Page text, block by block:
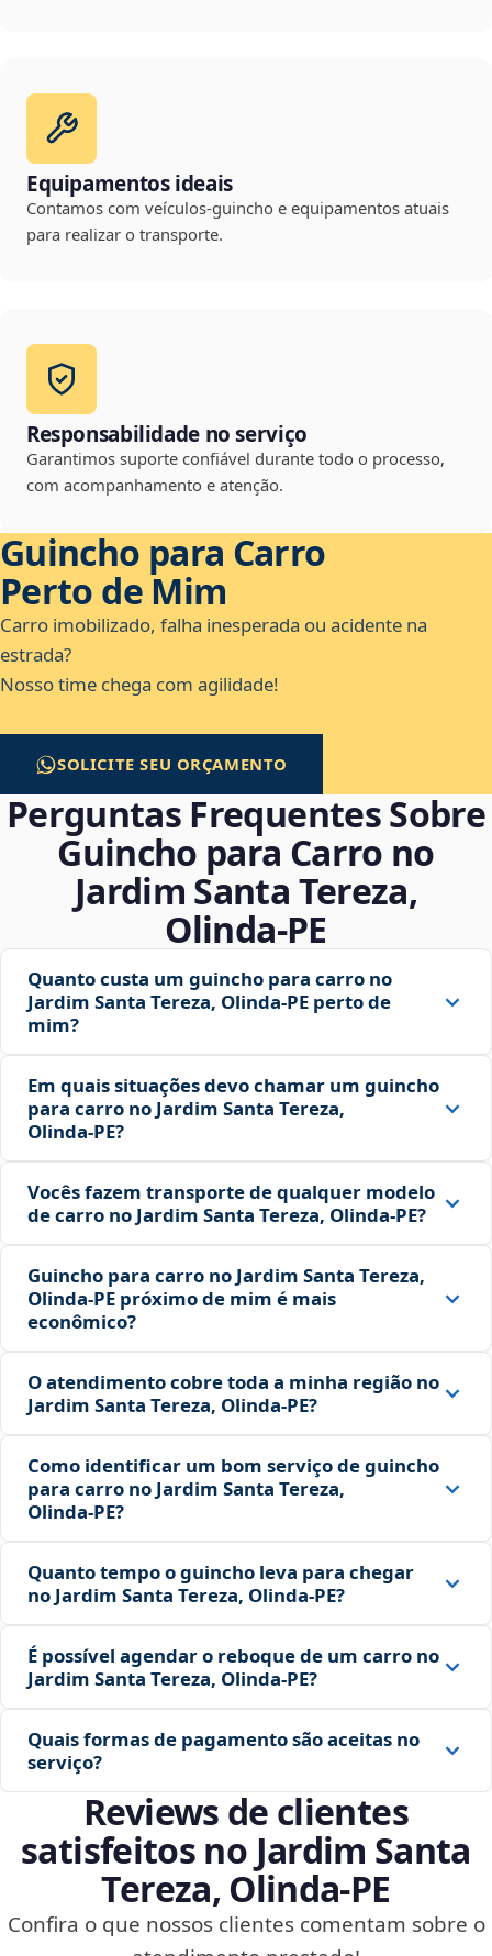
Equipamentos ideais
Contamos com veículos-guincho e equipamentos atuais
para realizar o transporte.
Responsabilidade no serviço
Garantimos suporte confiável durante todo o processo,
com acompanhamento e atenção.
Guincho para Carro
Perto de Mim
Carro imobilizado, falha inesperada ou acidente na
estrada?
Nosso time chega com agilidade!
SOLICITE SEU ORÇAMENTO
Perguntas Frequentes Sobre
Guincho para Carro no
Jardim Santa Tereza,
Olinda‑PE
Quanto custa um guincho para carro no
Jardim Santa Tereza, Olinda‑PE perto de
mim?
Em quais situações devo chamar um guincho
para carro no Jardim Santa Tereza,
Olinda‑PE?
Vocês fazem transporte de qualquer modelo
de carro no Jardim Santa Tereza, Olinda‑PE?
Guincho para carro no Jardim Santa Tereza,
Olinda‑PE próximo de mim é mais
econômico?
O atendimento cobre toda a minha região no
Jardim Santa Tereza, Olinda‑PE?
Como identificar um bom serviço de guincho
para carro no Jardim Santa Tereza,
Olinda‑PE?
Quanto tempo o guincho leva para chegar
no Jardim Santa Tereza, Olinda‑PE?
É possível agendar o reboque de um carro no
Jardim Santa Tereza, Olinda‑PE?
Quais formas de pagamento são aceitas no
serviço?
Reviews de clientes
satisfeitos no Jardim Santa
Tereza, Olinda‑PE
Confira o que nossos clientes comentam sobre o